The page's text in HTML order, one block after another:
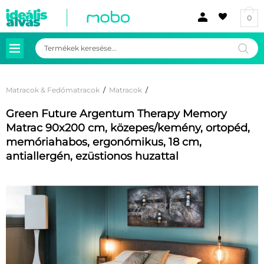
0
Products
search
Matracok & Fedőmatracok / Matracok /
Green Future Argentum Therapy Memory
Matrac 90x200 cm, közepes/kemény, ortopéd,
memóriahabos, ergonómikus, 18 cm,
antiallergén, ezüstionos huzattal